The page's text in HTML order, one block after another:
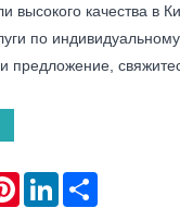
высокого качества в
по
предложение,
PinterestLinkedIn